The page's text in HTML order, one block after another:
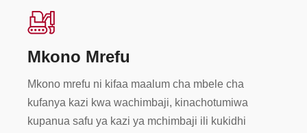
Mkono Mrefu
Mkono mrefu ni kifaa maalum cha mbele cha
kufanya kazi kwa wachimbaji, kinachotumiwa
kupanua safu ya kazi ya mchimbaji ili kukidhi